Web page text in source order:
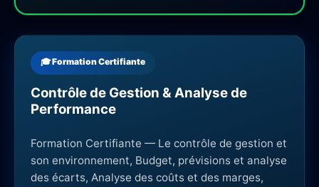
🎓 Formation Certifiante
Contrôle de Gestion & Analyse de
Performance
Formation Certifiante — Le contrôle de gestion et
son environnement, Budget, prévisions et analyse
des écarts, Analyse des coûts et des marges,